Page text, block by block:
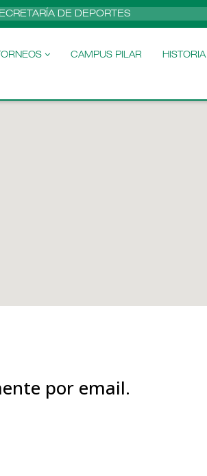
DE DEPORTES
CAMPUS PILAR HISTORIA
por email.